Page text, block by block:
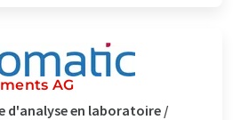
AG
d'analyse en laboratoire /